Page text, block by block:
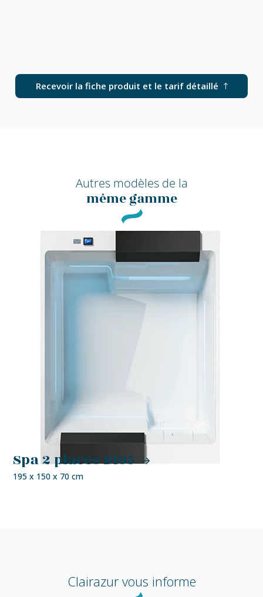
Recevoir la fiche produit et le tarif détaillé
Autres modèles de la
même gamme
Spa 2 places D195
195 x 150 x 70 cm
Clairazur vous informe